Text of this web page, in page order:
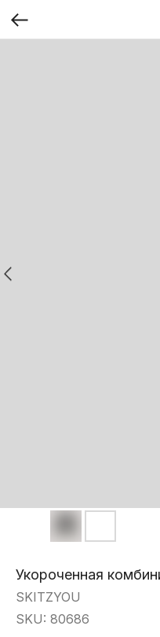
Укороченная
SKITZYOU
SKU: 80686